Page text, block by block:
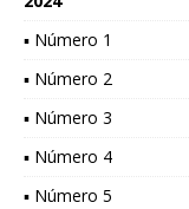
▪ Número 1
▪ Número 2
▪ Número 3
▪ Número 4
▪ Número 5